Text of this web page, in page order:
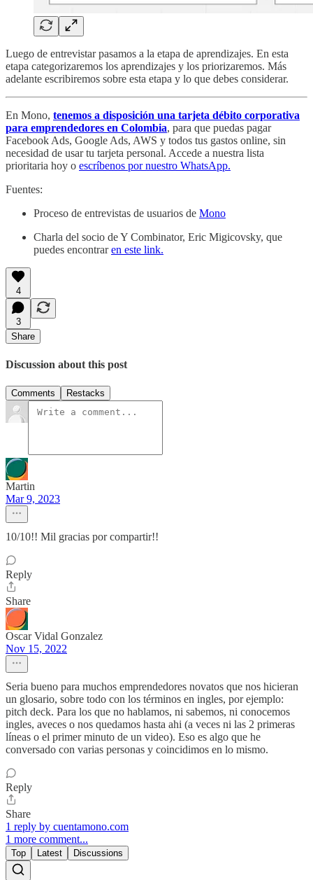
Luego de entrevistar pasamos a la etapa de aprendizajes. En esta
etapa categorizaremos los aprendizajes y los priorizaremos. Más
adelante escribiremos sobre esta etapa y lo que debes considerar.
En Mono, tenemos a disposición una tarjeta débito corporativa
para emprendedores en Colombia, para que puedas pagar
Facebook Ads, Google Ads, AWS y todos tus gastos online, sin
necesidad de usar tu tarjeta personal. Accede a nuestra lista
prioritaria hoy o escríbenos por nuestro WhatsApp.
Fuentes:
Proceso de entrevistas de usuarios de Mono
Charla del socio de Y Combinator, Eric Migicovsky, que
puedes encontraren este link.
4
3
Share
Discussion about this post
Comments Restacks
Martin
Mar 9, 2023
10/10!! Mil gracias por compartir!!
Reply
Share
Oscar Vidal Gonzalez
Nov 15, 2022
Seria bueno para muchos emprendedores novatos que nos hicieran
un glosario, sobre todo con los términos en ingles, por ejemplo:
pitch deck. Para los que no hablamos, ni sabemos, ni conocemos
ingles, aveces o nos quedamos hasta ahi (a veces ni las 2 primeras
líneas o el primer minuto de un video). Eso es algo que he
conversado con varias personas y coincidimos en lo mismo.
Reply
Share
1 reply by cuentamono.com
1 more comment...
Top Latest Discussions